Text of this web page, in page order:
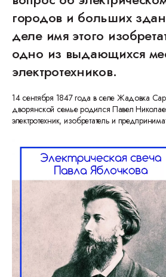
городов и больших
деле имя этого
одно из выдающихся
электротехников.
14 сентября 1847 года в селе Жадовка
дворянской семье родился Павел
электротехник, изобретатель и